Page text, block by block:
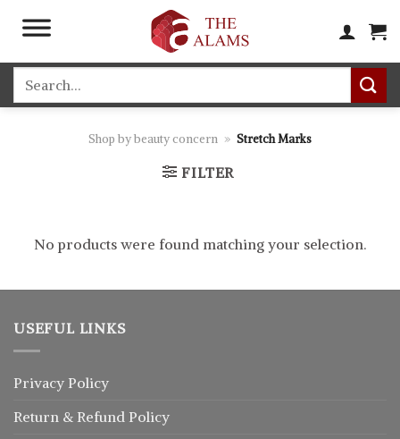
Shop by beauty concern » Stretch Marks
FILTER
No products were found matching your selection.
USEFUL LINKS
Privacy Policy
Return & Refund Policy